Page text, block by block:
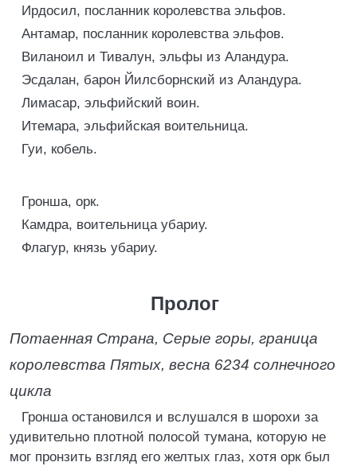
Ирдосил, посланник королевства эльфов.
Антамар, посланник королевства эльфов.
Виланоил и Тивалун, эльфы из Аландура.
Эсдалан, барон Йилсборнский из Аландура.
Лимасар, эльфийский воин.
Итемара, эльфийская воительница.
Гуи, кобель.
Гронша, орк.
Камдра, воительница убариу.
Флагур, князь убариу.
Пролог
Потаенная Страна, Серые горы, граница
королевства Пятых, весна 6234 солнечного
цикла
Гронша остановился и вслушался в шорохи за
удивительно плотной полосой тумана, которую не
мог пронзить взгляд его желтых глаз, хотя орк был